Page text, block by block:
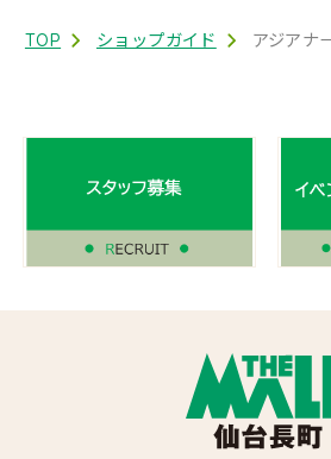
TOP ショップガイド アジアナ